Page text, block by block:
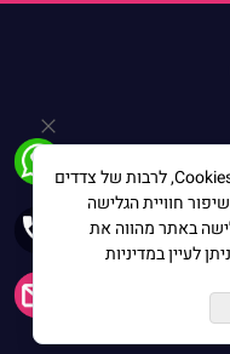
לידיעתך, באתרנו נעשה שימוש בקבצי Cookies, לרבות של צדדים
חוויית הגלישה
באתר מהווה את
לעיין במדיניות